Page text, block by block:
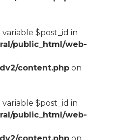
$post_id in
public_html/web-
content.phpon
$post_id in
public_html/web-